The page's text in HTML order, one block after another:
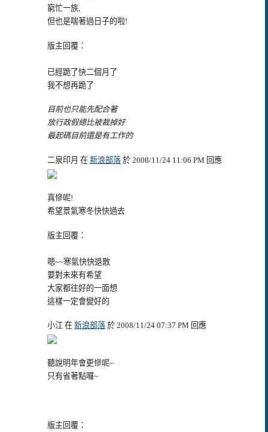
窮忙一族,
但也是喘著過日子的啦!
版主回覆：
已經跪了快二個月了
我不想再跪了
目前也只能先配合著
放行政假總比被裁掉好
最起碼目前還是有工作的
二泉印月 在 新浪部落 於 2008/11/24 11:06 PM 回應
真慘呢!
希望景氣寒冬快快過去
版主回覆：
嗯~~寒氣快快退散
要對未來有希望
大家都往好的一面想
這樣一定會變好的
小江 在 新浪部落 於 2008/11/24 07:37 PM 回應
聽說明年會更慘呢~
只有省著點囉~
版主回覆：